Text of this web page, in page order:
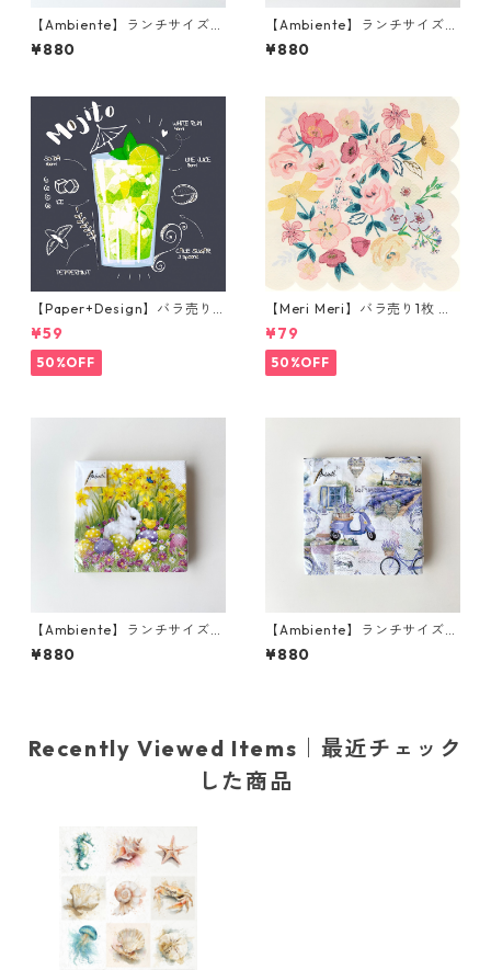
【Ambiente】ランチサイズ
ペーパーナプキン Just be qui
et ブラウン 20枚入り
¥880
【Ambiente】ランチサイズ
ペーパーナプキン Rose scent
ローズ 20枚入り
¥880
【Paper+Design】バラ売り2
枚 カクテルサイズ ペーパーナ
プキン Mojito ブラック
¥59
50%OFF
【Meri Meri】バラ売り1枚 ラ
ンチサイズ ペーパーナプキン
English Garden ホワイトxピ
ンクxグリーン
¥79
50%OFF
【Ambiente】ランチサイズ
ペーパーナプキン Easter Frie
nds ホワイト 20枚入り
¥880
【Ambiente】ランチサイズ
ペーパーナプキン La Provenc
e ホワイト 20枚入り
¥880
Recently Viewed Items｜最近チェック
した商品